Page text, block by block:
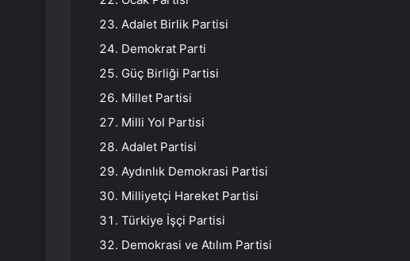
Adalet Birlik Partisi
Demokrat Parti
Güç Birliği Partisi
Millet Partisi
Milli Yol Partisi
Adalet Partisi
Aydınlık Demokrasi Partisi
Milliyetçi Hareket Partisi
Türkiye İşçi Partisi
Demokrasi ve Atılım Partisi